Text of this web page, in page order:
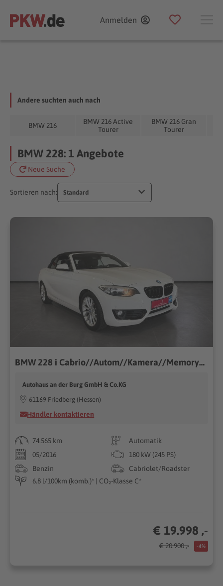
Anmelden
Andere suchten auch nach
BMW 216
BMW 216 Active
Tourer
BMW 216 Gran
Tourer
BMW 228: 1 Angebote
Neue Suche
Sortieren nach: Standard
BMW 228 i Cabrio//Autom//Kamera//Memory//US-import
Autohaus an der Burg GmbH & Co.KG
61169 Friedberg (Hessen)
Händler kontaktieren
74.565 km
Automatik
05/2016
180 kW (245 PS)
Benzin
Cabriolet/Roadster
6.8 l/100km (komb.)* | CO₂-Klasse C*
€ 19.998 ,-
€ 20.900 ,- -4%